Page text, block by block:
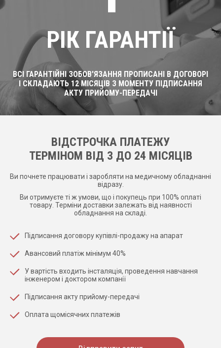
РІК ГАРАНТІЇ
ВСІ ГАРАНТІЙНІ ЗОБОВ'ЯЗАННЯ ПРОПИСАНІ В ДОГОВОРІ
І СКЛАДАЮТЬ 12 МІСЯЦІВ З МОМЕНТУ ПІДПИСАННЯ
АКТУ ПРИЙОМУ-ПЕРЕДАЧІ
ВІДСТРОЧКА ПЛАТЕЖУ
ТЕРМІНОМ ВІД 3 ДО 24 МІСЯЦІВ
Ви почнете працювати і заробляти на медичному обладнанні
відразу.
Ви отримуєте ті ж умови, що і покупець при 100% оплаті
товару. Терміни доставки залежать від наявності
обладнання на складі.
Підписання договору купівлі-продажу на апарат
Авансовий платіж мінімум 40%
У вартість входить інсталяція, проведення навчання
інженером і доктором компанії
Підписання акту прийому-передачі
Оплата щомісячних платежів